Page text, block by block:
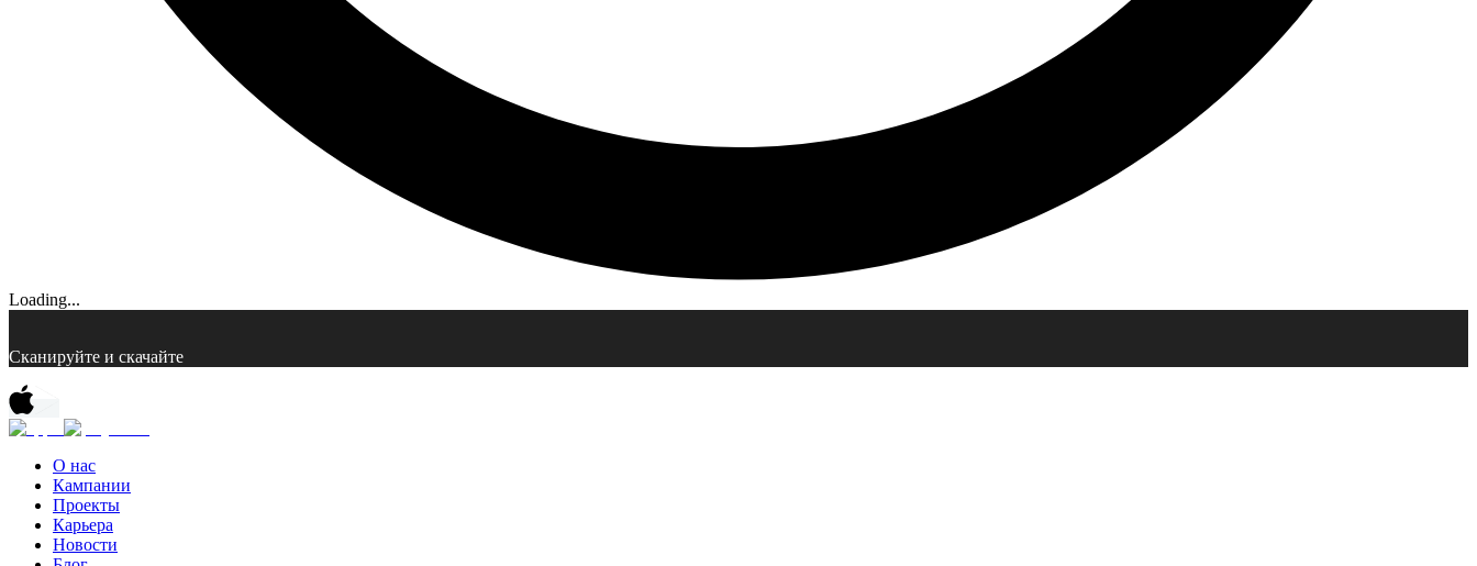
Loading...
Сканируйте и скачайте
О нас
Кампании
Проекты
Карьера
Новости